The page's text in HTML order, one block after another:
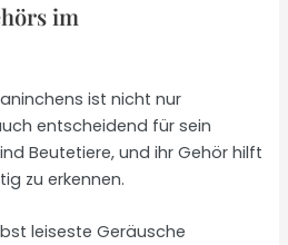
im
ist nicht nur
entscheidend für sein
Beutetiere, und ihr Gehör hilft
zu erkennen.
leiseste Geräusche